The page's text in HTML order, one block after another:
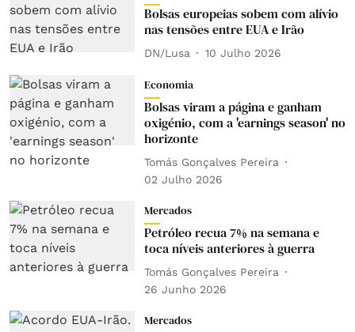
Bolsas europeias sobem com alívio
nas tensões entre EUA e Irão
DN/Lusa 10 Julho 2026
Economia
Bolsas viram a página e ganham
oxigénio, com a 'earnings season' no
horizonte
Tomás Gonçalves Pereira
02 Julho 2026
Mercados
Petróleo recua 7% na semana e
toca níveis anteriores à guerra
Tomás Gonçalves Pereira
26 Junho 2026
Mercados